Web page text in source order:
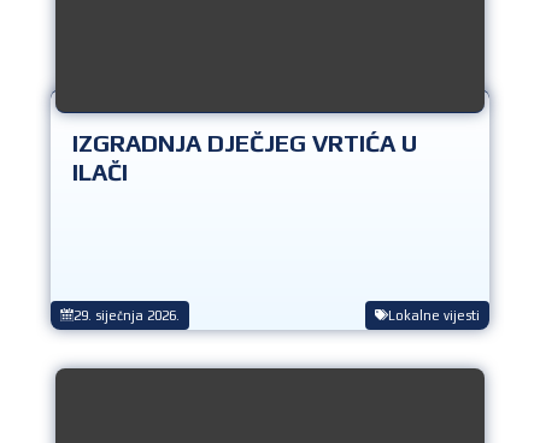
IZGRADNJA DJEČJEG VRTIĆA U
ILAČI
29. siječnja 2026. Lokalne vijesti